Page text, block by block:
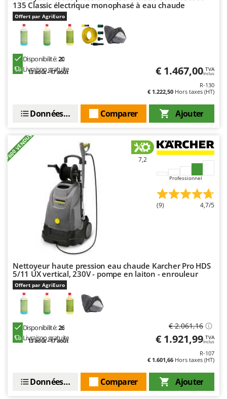
Seven Italy
Shark
Silky
Sirman
Smeg
Solidur
Spice Electronics
Spiralmac
Spring Protezione
Spyro
Stanley
Stiga
Stocker
Sunseeker
T
Tecla
TecnoGen
Tellarini Pompe
Telwin
Titania
135 Classic électrique monophasé à eau chaude
Offert par AgriEuro
Disponibilité:20
Livraison gratuite
13 août - 17 août € 1.467,00 TVA
Inclus
R-130
€ 1.222,50 Hors taxes (HT)
Ajouter
Comparer
Données techniques
+600 VENDUS 7,2
Professionnel
(9) 4,7/5
Nettoyeur haute pression eau chaude Karcher Pro HDS
5/11 UX vertical, 230V - pompe en laiton - enrouleur
Offert par AgriEuro
Disponibilité:26
Livraison gratuite
13 août - 17 août
€ 2.061,16
€ 1.921,99 TVA
Inclus
R-107
€ 1.601,66 Hors taxes (HT)
Ajouter
Comparer
Données techniques